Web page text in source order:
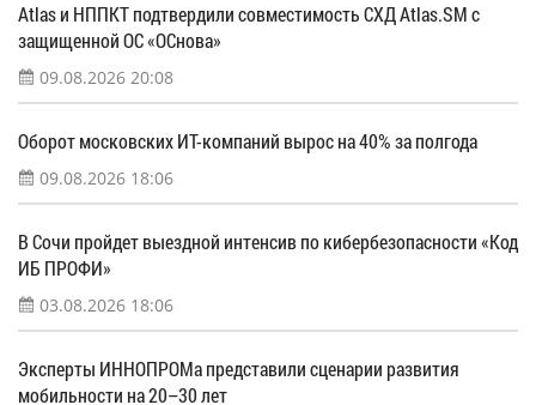
Atlas и НППКТ подтвердили совместимость СХД Atlas.SM с
защищенной ОС «ОСнова»
09.08.2026 20:08
Оборот московских ИТ-компаний вырос на 40% за полгода
09.08.2026 18:06
В Сочи пройдет выездной интенсив по кибербезопасности «Код
ИБ ПРОФИ»
03.08.2026 18:06
Эксперты ИННОПРОМа представили сценарии развития
мобильности на 20–30 лет